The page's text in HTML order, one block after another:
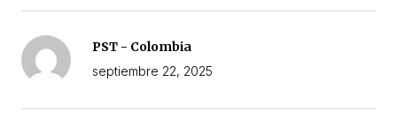
PST - Colombia
septiembre 22, 2025